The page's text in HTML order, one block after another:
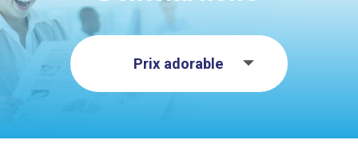
Prix adorable